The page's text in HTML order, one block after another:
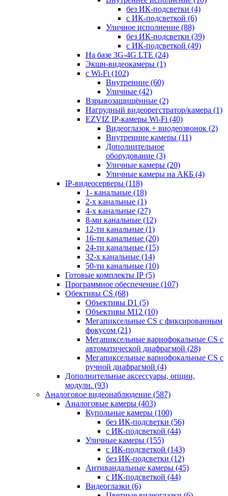
без ИК-подсветки (4)
с ИК-подсветкой (6)
Уличное исполнение (88)
без ИК-подсветки (39)
с ИК-подсветкой (49)
На базе 3G-4G LTE (24)
Экшн-видеокамеры (1)
с Wi-Fi (102)
Внутренние (60)
Уличные (42)
Взрывозащищённые (2)
Нагрудный видеорегстратор/камера (1)
EZVIZ IP-камеры Wi-Fi (40)
Видеоглазок + виодеозвонок (2)
Внутренние камеры (11)
Дополнительное
оборудование (3)
Уличные камеры (20)
Уличные камеры на АКБ (4)
IP-видеосерверы (118)
1- канальные (18)
2-х канальные (1)
4-х канальные (27)
8-ми канальные (12)
12-ти канальные (1)
16-ти канальные (20)
24-ти канальные (15)
32-х канальные (14)
50-ти канальные (10)
Готовые комплекты IP (5)
Программное обеспечение (107)
Обективы CS (68)
Объективы D1 (5)
Объективы M12 (10)
Мегапиксельные CS c фиксированным
фокусом (21)
Мегапиксельные вариофокальные CS c
автоматической диафрагмой (28)
Мегапиксельные вариофокальные CS c
ручной диафрагмой (4)
Дополнительные аксессуары, опции,
модули. (93)
Аналоговое видеонаблюдение (587)
Аналоговые камеры (403)
Купольные камеры (100)
без ИК-подсветки (56)
с ИК-подсветкой (44)
Уличные камеры (155)
с ИК-подсветкой (143)
без ИК-подсветки (12)
Антивандальные камеры (45)
с ИК-подсветкой (44)
Видеоглазки (6)